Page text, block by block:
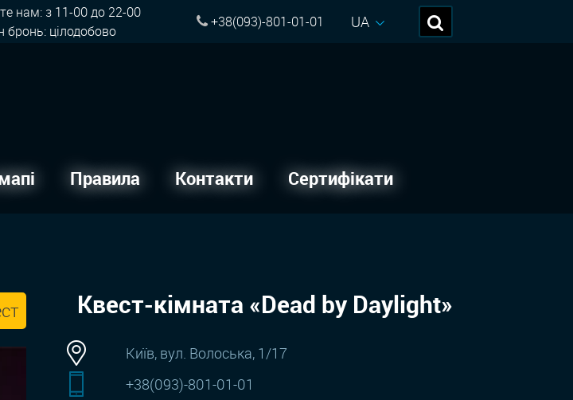
нам: з 11-00 до 22-00
бронь: цілодобово
+38(093)-801-01-01 UA
Правила Контакти Сертифікати
Квест-кімната «Dead by Daylight»
Київ, вул. Волоська, 1/17
+38(093)-801-01-01